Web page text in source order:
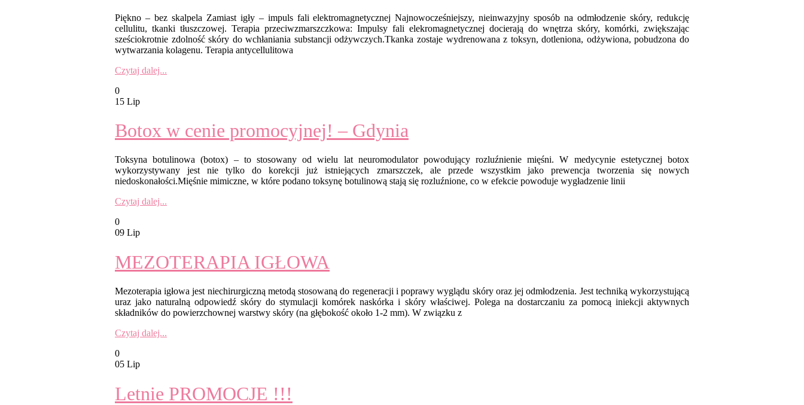
Piękno – bez skalpela Zamiast igły – impuls fali elektromagnetycznej Najnowocześniejszy, nieinwazyjny sposób na odmłodzenie skóry, redukcję
cellulitu, tkanki tłuszczowej. Terapia przeciwzmarszczkowa: Impulsy fali elekromagnetycznej docierają do wnętrza skóry, komórki, zwiększając
sześciokrotnie zdolność skóry do wchłaniania substancji odżywczych.Tkanka zostaje wydrenowana z toksyn, dotleniona, odżywiona, pobudzona do
wytwarzania kolagenu. Terapia antycellulitowa
Czytaj dalej...
0
15 Lip
Botox w cenie promocyjnej! – Gdynia
Toksyna botulinowa (botox) – to stosowany od wielu lat neuromodulator powodujący rozluźnienie mięśni. W medycynie estetycznej botox
wykorzystywany jest nie tylko do korekcji już istniejących zmarszczek, ale przede wszystkim jako prewencja tworzenia się nowych
niedoskonałości.Mięśnie mimiczne, w które podano toksynę botulinową stają się rozluźnione, co w efekcie powoduje wygładzenie linii
Czytaj dalej...
0
09 Lip
MEZOTERAPIA IGŁOWA
Mezoterapia igłowa jest niechirurgiczną metodą stosowaną do regeneracji i poprawy wyglądu skóry oraz jej odmłodzenia. Jest techniką wykorzystującą
uraz jako naturalną odpowiedź skóry do stymulacji komórek naskórka i skóry właściwej. Polega na dostarczaniu za pomocą iniekcji aktywnych
składników do powierzchownej warstwy skóry (na głębokość około 1-2 mm). W związku z
Czytaj dalej...
0
05 Lip
Letnie PROMOCJE !!!